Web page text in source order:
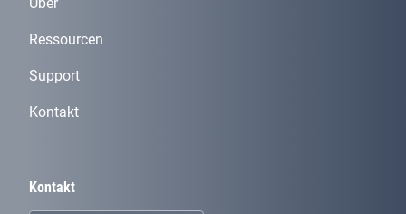
Ressourcen
Support
Kontakt
Kontakt